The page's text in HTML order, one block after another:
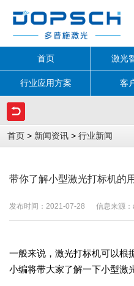
首页 激光
行业应用方案 客
首页 > 新闻资讯 > 行业新闻
带你了解小型激光打标机的
发布时间：2021-07-28 信息来源
一般来说，激光打标机可以根
小编将带大家了解一下小型激